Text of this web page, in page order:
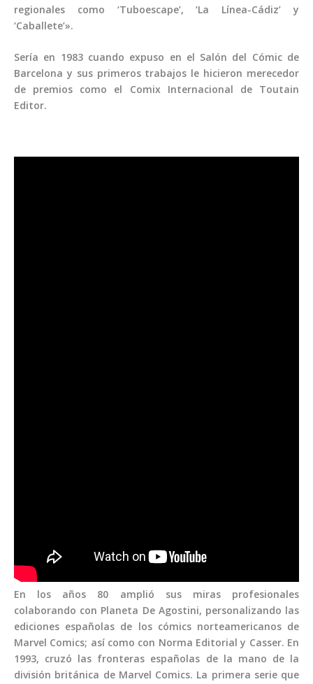
regionales como ‘Tuboescape’, ‘La Línea-Cádiz’ y
‘Caballete’».
Sería en 1983 cuando expuso en el Salón del Cómic de
Barcelona y sus primeros trabajos le hicieron merecedor
de premios como el Comix Internacional de Toutain
Editor.
En los años 80 amplió sus miras profesionales
colaborando con Planeta De Agostini, personalizando las
ediciones españolas de los cómics norteamericanos de
Marvel Comics; así como con Norma Editorial y Casser. En
1993, cruzó las fronteras españolas de la mano de la
división británica de Marvel Comics. La primera serie que